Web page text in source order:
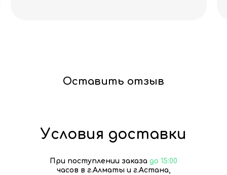
Оставить отзыв
При поступлении заказа до 15:00
часов в г.Алматы и г.Астана,
Условия доставки